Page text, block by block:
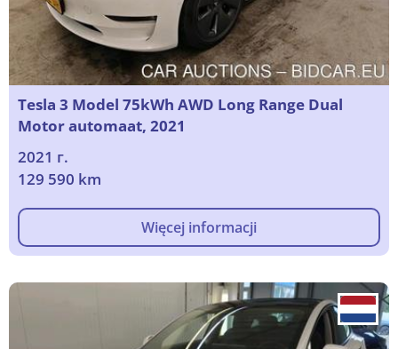
Tesla 3 Model 75kWh AWD Long Range Dual
Motor automaat, 2021
2021 г.
129 590 km
Więcej informacji